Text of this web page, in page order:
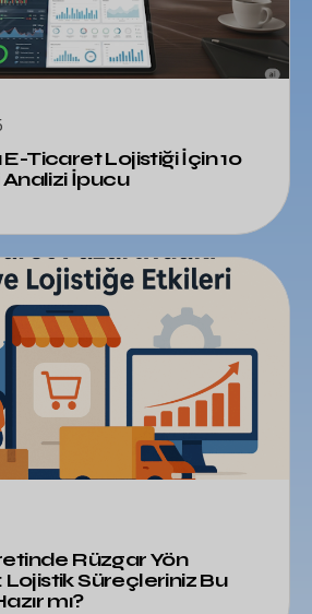
Ticaret Lojistiği İçin 10
İpucu
Rüzgar Yön
Lojistik Süreçleriniz Bu
mı?